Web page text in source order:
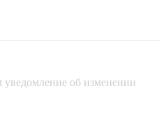
об изменении